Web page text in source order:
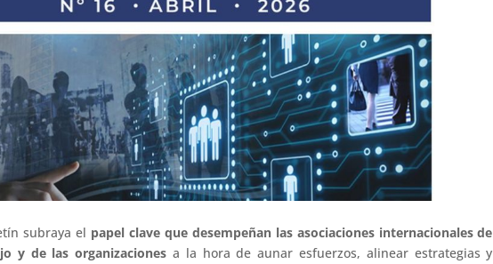
subraya el papel clave que desempeñan las asociaciones internacionales de
y de las organizacionesa la hora de aunar esfuerzos, alinear estrategias y